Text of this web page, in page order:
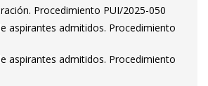
Procedimiento PUI/2025-050
aspirantes admitidos. Procedimiento
aspirantes admitidos. Procedimiento